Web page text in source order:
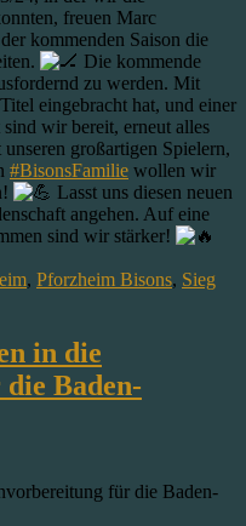
freuen Marc
kommenden Saison die
Die kommende
zu werden. Mit
eingebracht hat, und einer
wir bereit, erneut alles
großartigen Spielern,
#BisonsFamilie wollen wir
Lasst uns diesen neuen
angehen. Auf eine
sind wir stärker!
, Pforzheim Bisons, Sieg
in die
Baden-
für die Baden-